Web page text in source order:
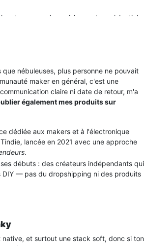
tu peux pré provisionner les crédentials
nébuleuses, plus personne ne pouvait
maker en général, c'est une
claire ni date de retour, m'a
également mes produits sur
dédiée aux makers et à l'électronique
lancée en 2021 avec une approche
.
débuts : des créateurs indépendants qui
DIY — pas du dropshipping ni des produits
et surtout une stack soft, donc si ton